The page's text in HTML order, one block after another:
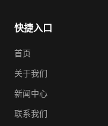
快捷入口
首页
关于我们
新闻中心
联系我们